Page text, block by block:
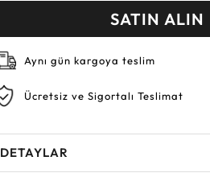
SATIN ALIN
Aynı gün kargoya teslim
Ücretsiz ve Sigortalı Teslimat
DETAYLAR